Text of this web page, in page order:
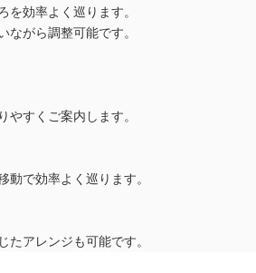
効率よく巡ります。
がら調整可能です。
すくご案内します。
で効率よく巡ります。
アレンジも可能です。